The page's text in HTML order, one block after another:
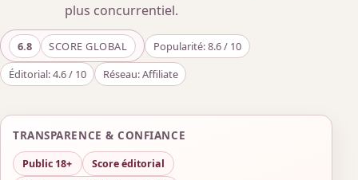
plus concurrentiel.
6.8 SCORE GLOBAL
Popularité: 8.6 / 10
Éditorial: 4.6 / 10
Réseau: Affiliate
TRANSPARENCE & CONFIANCE
Public 18+
Score éditorial